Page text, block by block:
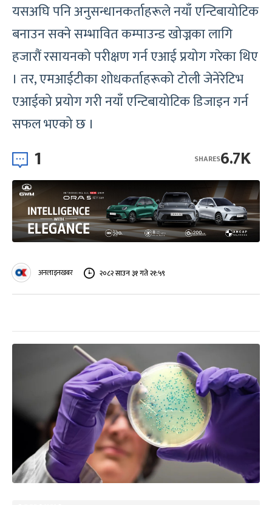
यसअघि पनि अनुसन्धानकर्ताहरूले नयाँ एन्टिबायोटिक
बनाउन सक्ने सम्भावित कम्पाउन्ड खोज्नका लागि
हजारौं रसायनको परीक्षण गर्न एआई प्रयोग गरेका थिए
। तर, एमआईटीका शोधकर्ताहरूको टोली जेनेरेटिभ
एआईको प्रयोग गरी नयाँ एन्टिबायोटिक डिजाइन गर्न
सफल भएको छ ।
1 6.7K
SHARES
अनलाइनखबर २०८२ साउन ३१ गते २१:५९